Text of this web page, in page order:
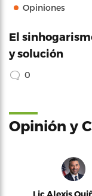
Opiniones
El
y solución
0
Opinión y
Lic Alexis